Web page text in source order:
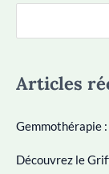
Articles
Gemmothérapie :
Découvrez le